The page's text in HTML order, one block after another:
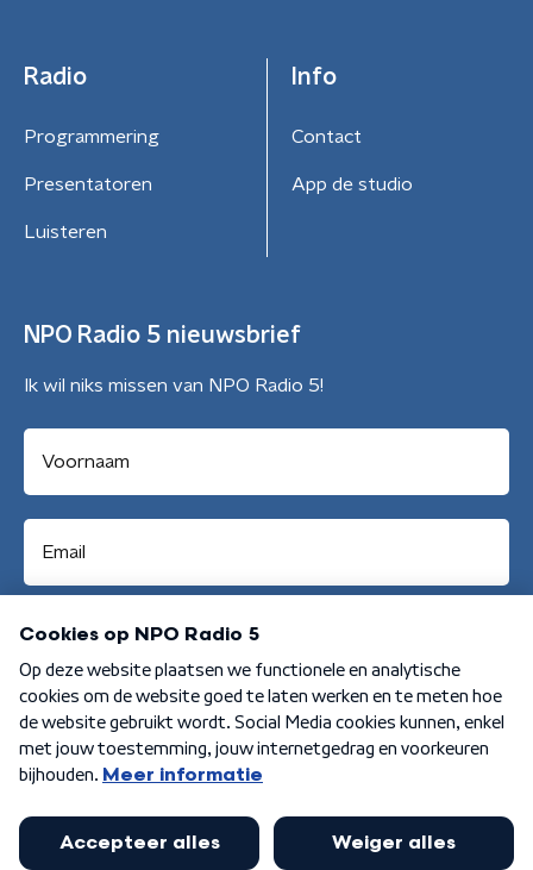
Radio
Programmering
Presentatoren
Luisteren
Info
Contact
App de studio
NPO Radio 5 nieuwsbrief
Ik wil niks missen van NPO Radio 5!
Aanmelden
Algemene voorwaarden